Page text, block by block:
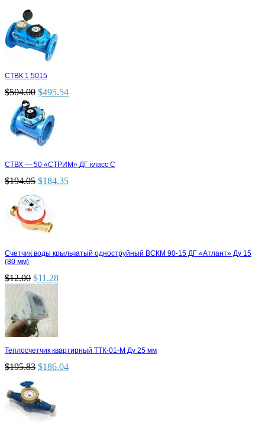
СТВК 1 5015
$504.00 $495.54
СТВХ — 50 «СТРИМ» ДГ класс С
$194.05 $184.35
Счетчик воды крыльчатый одноструйный ВСКМ 90-15 ДГ «Атлант» Ду 15
(80 мм)
$12.00 $11.28
Теплосчетчик квартирный ТТК-01-М Ду 25 мм
$195.83 $186.04